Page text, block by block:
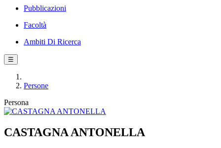
Pubblicazioni
Facoltà
Ambiti Di Ricerca
☰
Persone
Persona
CASTAGNA ANTONELLA